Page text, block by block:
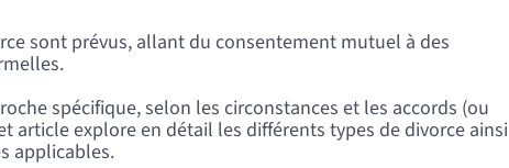
sont prévus, allant du consentement mutuel à des
spécifique, selon les circonstances et les accords (ou
article explore en détail les différents types de divorce ainsi
applicables.